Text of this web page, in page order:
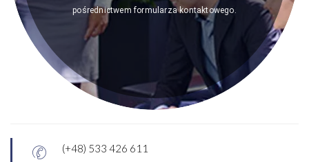
pośrednictwem formularza kontaktowego.
(+48) 533 426 611